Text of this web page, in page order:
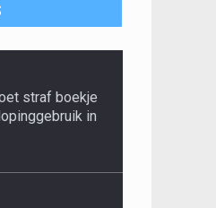
straf boekje
in